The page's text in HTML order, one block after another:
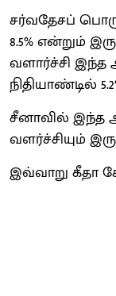
சர்வதேசப்
8.5% என்றும்
வளார்ச்சி இந்த
நிதியாண்டில்
சீனாவில் இந்த
வளர்ச்சியும்
இவ்வாறு கீதா